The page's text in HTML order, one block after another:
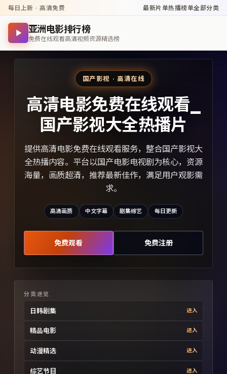
每日上新 · 高清免费 最新片单热播榜单全部分类
亚洲电影排行榜
免费在线观看高清视频资源精选榜
国产影视 · 高清在线
高清电影免费在线观看_
国产影视大全热播片
提供高清电影免费在线观看服务，整合国产影视大
全热播内容。平台以国产电影电视剧为核心，资源
海量，画质超清，推荐最新佳作，满足用户观影需
求。
高清画质 中文字幕 剧集综艺 每日更新
免费观看 免费注册
分类速览
日韩剧集 进入
精品电影 进入
动漫精选 进入
综艺节目 进入